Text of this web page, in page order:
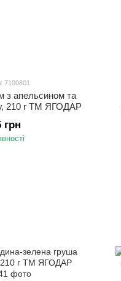
7100801
з апельсином та
210 г ТМ ЯГОДАР
грн